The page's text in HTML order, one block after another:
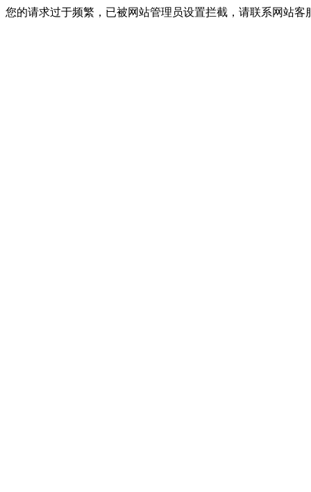
您的请求过于频繁，已被网站管理员设置拦截，请联系网站客